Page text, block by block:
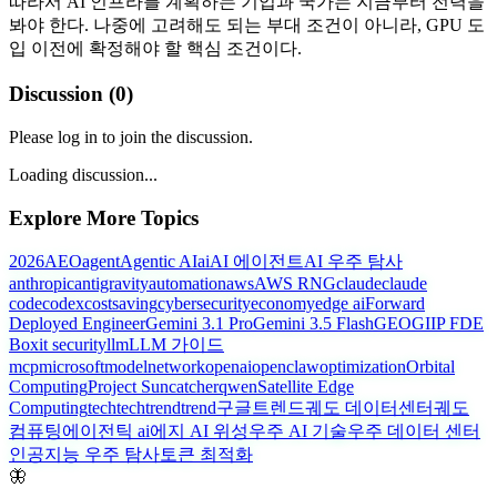
봐야 한다. 나중에 고려해도 되는 부대 조건이 아니라, GPU 도
입 이전에 확정해야 할 핵심 조건이다.
Discussion (0)
Please log in to join the discussion.
Loading discussion...
Explore More Topics
2026AEOagentAgentic AIaiAI 에이전트AI 우주 탐사
anthropicantigravityautomationawsAWS RNGclaudeclaude
codecodexcostsavingcybersecurityeconomyedge aiForward
Deployed EngineerGemini 3.1 ProGemini 3.5 FlashGEOGIIP FDE
Boxit securityllmLLM 가이드
mcpmicrosoftmodelnetworkopenaiopenclawoptimizationOrbital
ComputingProject SuncatcherqwenSatellite Edge
Computingtechtechtrendtrend구글트렌드궤도 데이터센터궤도
컴퓨팅에이전틱 ai에지 AI 위성우주 AI 기술우주 데이터 센터
인공지능 우주 탐사토큰 최적화
🦋